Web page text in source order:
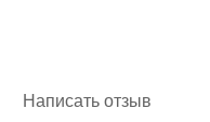
Написать отзыв